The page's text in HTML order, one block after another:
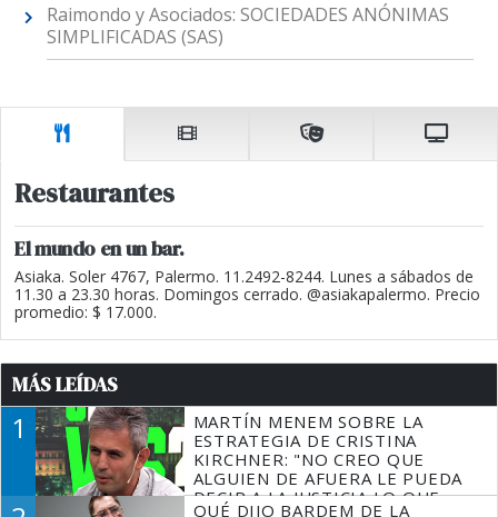
Raimondo y Asociados: SOCIEDADES ANÓNIMAS
SIMPLIFICADAS (SAS)
Restaurantes
El mundo en un bar.
Asiaka. Soler 4767, Palermo. 11.2492-8244. Lunes a sábados de
11.30 a 23.30 horas. Domingos cerrado. @asiakapalermo. Precio
promedio: $ 17.000.
MÁS LEÍDAS
1
MARTÍN MENEM SOBRE LA
ESTRATEGIA DE CRISTINA
KIRCHNER: "NO CREO QUE
ALGUIEN DE AFUERA LE PUEDA
DECIR A LA JUSTICIA LO QUE
QUÉ DIJO BARDEM DE LA